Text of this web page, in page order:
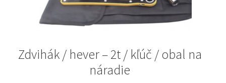
Zdvihák / hever – 2t / kľúč / obal na
náradie